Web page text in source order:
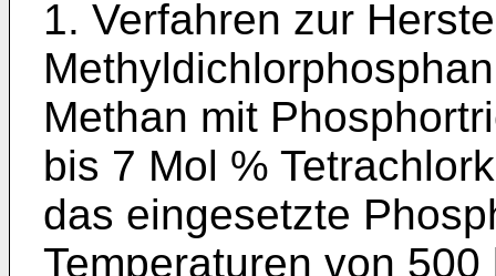
1. Verfahren zur
Methan mit
bis 7 Mol %
das eingesetzte
Temperaturen von